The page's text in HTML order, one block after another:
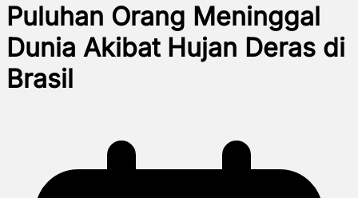
Puluhan Orang Meninggal
Dunia Akibat Hujan Deras di
Brasil